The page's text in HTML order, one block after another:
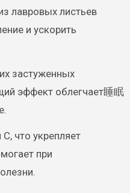
лавровых листьев
и ускорить
застуженных
эффект облегчает睡眠
что укрепляет
при